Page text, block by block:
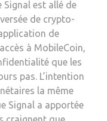
Signal est allé de
de crypto-
de
à MobileCoin,
que les
pas. L’intention
la même
Signal a apportée